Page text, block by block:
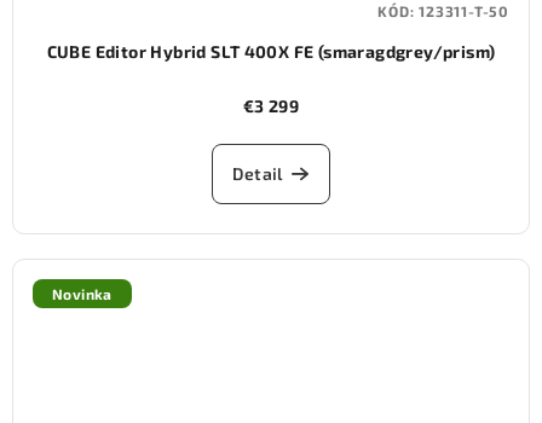
CUBE Editor Hybrid SLT 400X FE (smaragdgrey/prism)
€3 299
Detail
KÓD:123311-T-50
Novinka